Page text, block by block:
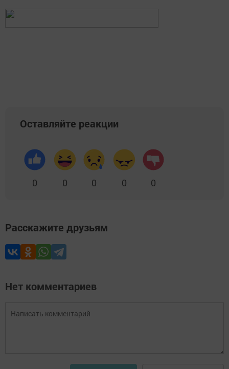
Оставляйте реакции
0 0 0 0 0
Расскажите друзьям
Нет комментариев